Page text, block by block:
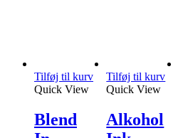
Tilføj til kurv
Quick View
Blend
Tilføj til kurv
Quick View
Alkohol